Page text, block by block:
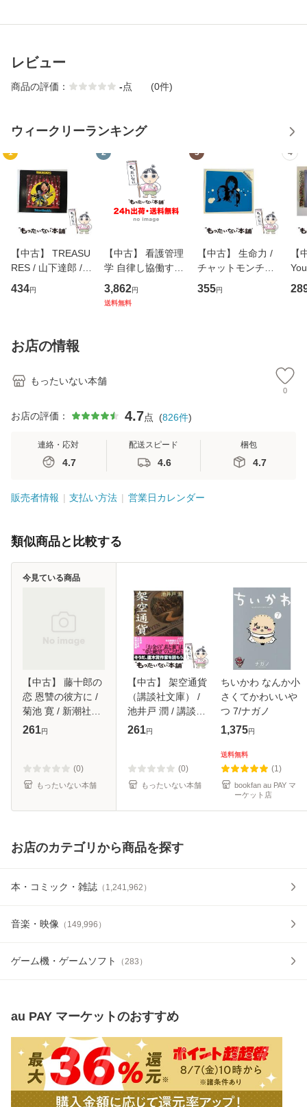
レビュー
商品の評価： -点 (0件)
ウィークリーランキング
1
【中古】 TREASU
RES / 山下達郎 /
イーストウエス
ト・ジャパン [CD]
434円
2
【中古】 看護管理
学 自律し協働する
専門職の看護マネ
ジメントスキル 改
3,862円
送料無料
3
【中古】 生命力 /
チャットモンチー /
キューンレコード
[CD]【メール便送
355円
4
【
のが
お店の情報
もったいない本舗
0
お店の評価： 4.7点 (826件)
連絡・応対
4.7
配送スピード
4.6
梱包
4.7
販売者情報 支払い方法 営業日カレンダー
類似商品と比較する
【中古】 藤十郎の
恋 恩讐の彼方に /
菊池 寛 / 新潮社
[文庫]【メール便送
261円
(0)
もったいない本舗
今見ている商品
【中古】 架空通貨
（講談社文庫） /
池井戸 潤 / 講談社
[文庫]【メール便送
261円
(0)
もったいない本舗
ちいかわ なんか小
さくてかわいいや
つ 7/ナガノ
1,375円
送料無料
(1)
bookfan au PAY マ
ーケット店
お店のカテゴリから商品を探す
本・コミック・雑誌 （ 1,241,962 ）
音楽・映像 （ 149,996 ）
ゲーム機・ゲームソフト （283 ）
au PAY マーケットのおすすめ